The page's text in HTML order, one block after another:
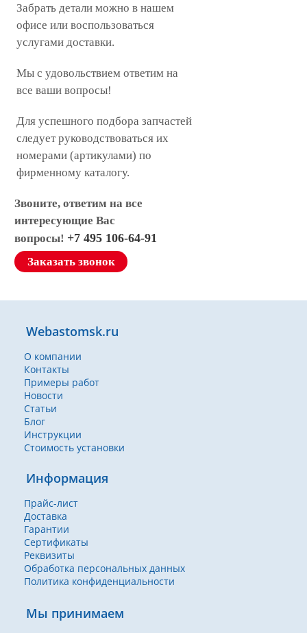
Забрать детали можно в нашем
офисе или воспользоваться
услугами доставки.
Мы с удовольствием ответим на
все ваши вопросы!
Для успешного подбора запчастей
следует руководствоваться их
номерами (артикулами) по
фирменному каталогу.
Звоните, ответим на все
интересующие Вас
вопросы! +7 495 106-64-91
Заказать звонок
Webastomsk.ru
О компании
Контакты
Примеры работ
Новости
Статьи
Блог
Инструкции
Стоимость установки
Информация
Прайс-лист
Доставка
Гарантии
Сертификаты
Реквизиты
Обработка персональных данных
Политика конфиденциальности
Мы принимаем